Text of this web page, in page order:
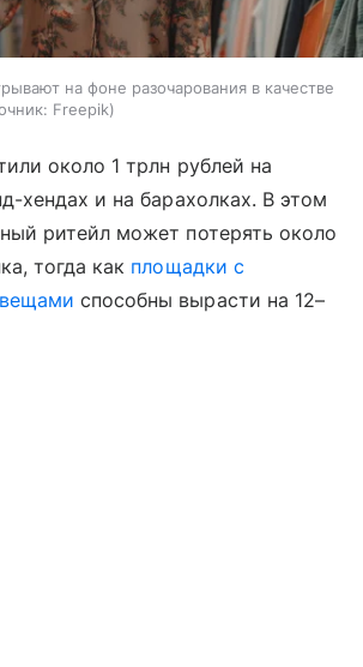
на фоне разочарования в качестве
Freepik
около 1 трлн рублей на
хендах и на барахолках. В этом
ритейл может потерять около
тогда как площадки с
способны вырасти на 12–